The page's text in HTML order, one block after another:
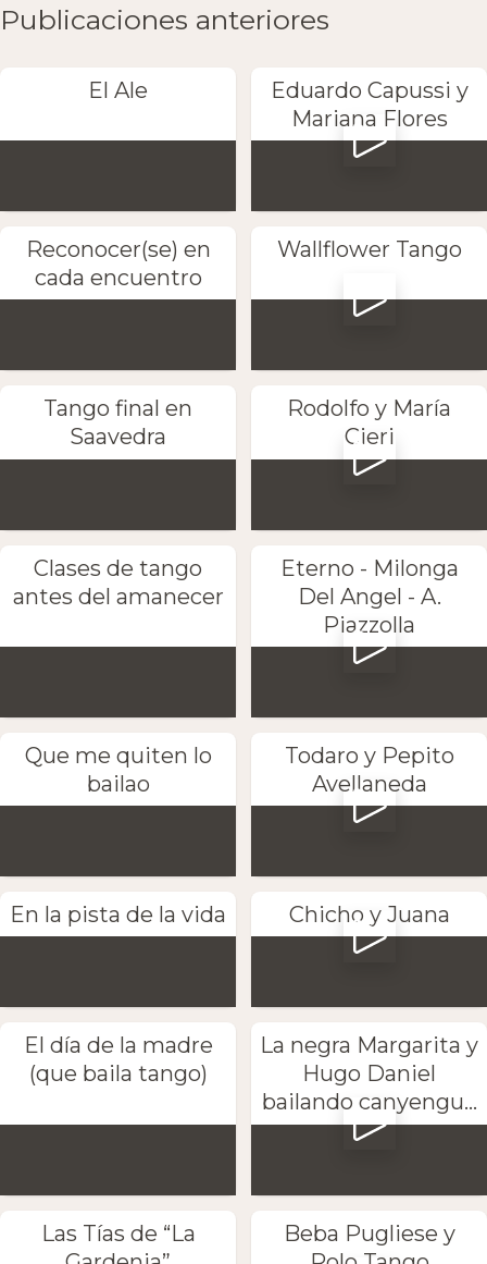
Publicaciones anteriores
El Ale
Eduardo Capussi y
Mariana Flores
Reconocer(se) en
cada encuentro
Wallflower Tango
Tango final en
Saavedra
Rodolfo y María
Cieri
Clases de tango
antes del amanecer
Eterno - Milonga
Del Angel - A.
Piazzolla
Que me quiten lo
bailao
Todaro y Pepito
Avellaneda
En la pista de la vida Chicho y Juana
El día de la madre
(que baila tango)
La negra Margarita y
Hugo Daniel
bailando canyengu...
Las Tías de “La
Beba Pugliese y